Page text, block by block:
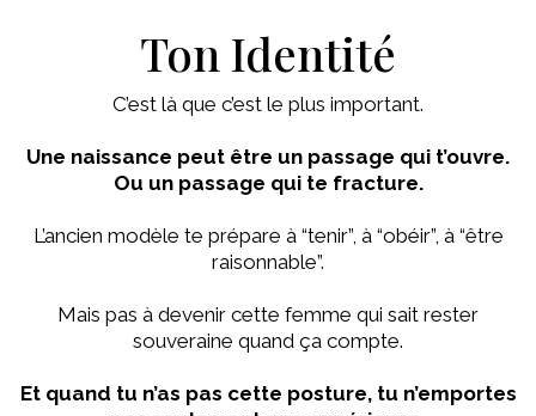
Ton Identité
C’est là que c’est le plus important.
Une naissance peut être un passage qui t’ouvre.
Ou un passage qui te fracture.
L’ancien modèle te prépare à “tenir”, à “obéir”, à “être
raisonnable”.
Mais pas à devenir cette femme qui sait rester
souveraine quand ça compte.
Et quand tu n’as pas cette posture, tu n’emportes